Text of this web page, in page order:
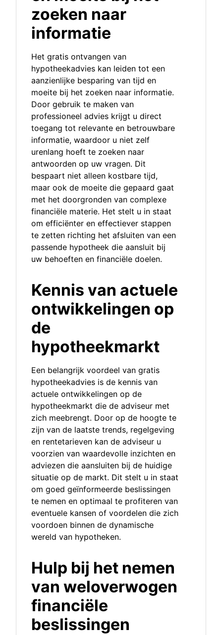
zoeken naar
informatie
Het gratis ontvangen van
hypotheekadvies kan leiden tot een
aanzienlijke besparing van tijd en
moeite bij het zoeken naar informatie.
Door gebruik te maken van
professioneel advies krijgt u direct
toegang tot relevante en betrouwbare
informatie, waardoor u niet zelf
urenlang hoeft te zoeken naar
antwoorden op uw vragen. Dit
bespaart niet alleen kostbare tijd,
maar ook de moeite die gepaard gaat
met het doorgronden van complexe
financiële materie. Het stelt u in staat
om efficiënter en effectiever stappen
te zetten richting het afsluiten van een
passende hypotheek die aansluit bij
uw behoeften en financiële doelen.
Kennis van actuele
ontwikkelingen op
de
hypotheekmarkt
Een belangrijk voordeel van gratis
hypotheekadvies is de kennis van
actuele ontwikkelingen op de
hypotheekmarkt die de adviseur met
zich meebrengt. Door op de hoogte te
zijn van de laatste trends, regelgeving
en rentetarieven kan de adviseur u
voorzien van waardevolle inzichten en
adviezen die aansluiten bij de huidige
situatie op de markt. Dit stelt u in staat
om goed geïnformeerde beslissingen
te nemen en optimaal te profiteren van
eventuele kansen of voordelen die zich
voordoen binnen de dynamische
wereld van hypotheken.
Hulp bij het nemen
van weloverwogen
financiële
beslissingen